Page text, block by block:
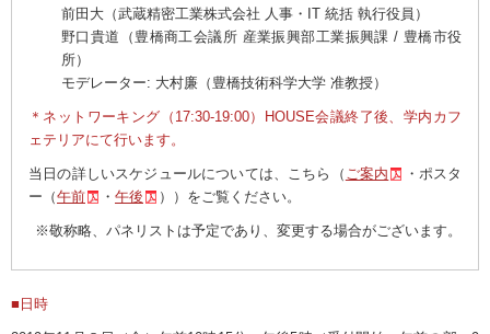
前田大（武蔵精密工業株式会社 人事・IT 統括 執行役員）
野口貴道（豊橋商工会議所 産業振興部工業振興課 / 豊橋市役
所）
モデレーター: 大村廉（豊橋技術科学大学 准教授）
＊ネットワーキング（17:30-19:00）HOUSE会議終了後、学内カフ
ェテリアにて行います。
当日の詳しいスケジュールについては、こちら（ ご案内
・ポスタ
ー（午前 ・ 午後 ））をご覧ください。
※敬称略、パネリストは予定であり、変更する場合がございます。
■日時